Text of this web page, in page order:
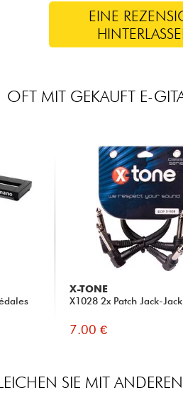
EINE
OFT MIT GEKAUFT E-
X-TONE
X1028 2x Patch Jack-
7.00 €
SIE MIT